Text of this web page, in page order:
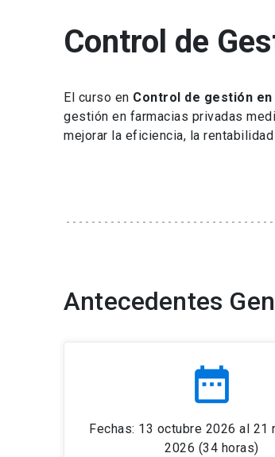
Control de
El curso en Control de gestión
gestión en farmacias privadas
mejorar la eficiencia, la
Antecedentes
date_range
Fechas: 13 octubre 2026 al 21
2026 (34 horas)